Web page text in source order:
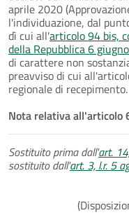
aprile 2020
l'individuazione, dal
dì cui all'articolo 94 bis,
della Repubblica 6
di carattere non
preavviso di cui
regionale di recepimento.
Nota relativa all'articolo
Sostituito prima dall'art.
sostituito dall'art. 3, l.r. 5